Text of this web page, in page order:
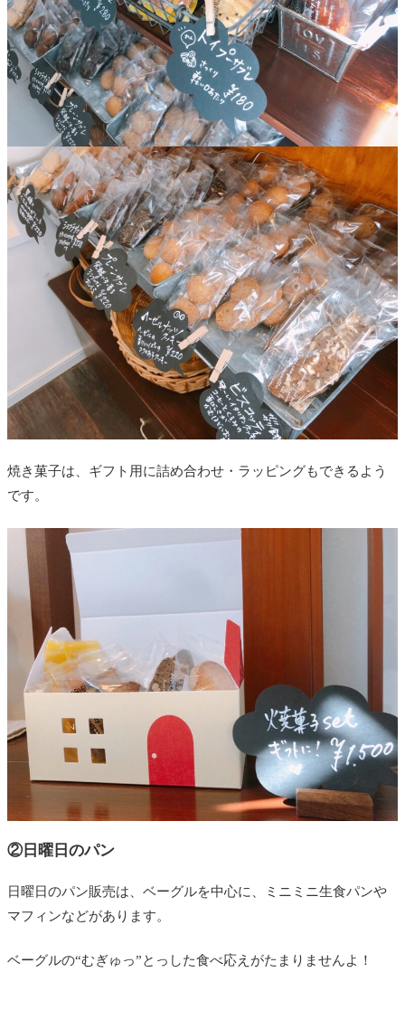
焼き菓子は、ギフト用に詰め合わせ・ラッピングもできるよう
です。
②日曜日のパン
日曜日のパン販売は、ベーグルを中心に、ミニミニ生食パンや
マフィンなどがあります。
ベーグルの“むぎゅっ”とっした食べ応えがたまりませんよ！